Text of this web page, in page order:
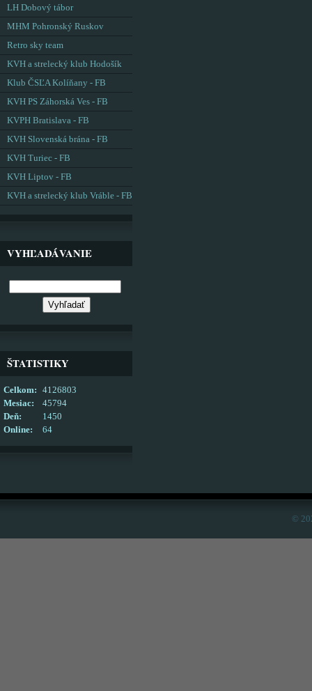
LH Dobový tábor
MHM Pohronský Ruskov
Retro sky team
KVH a strelecký klub Hodošík
Klub ČSĽA Kolíňany - FB
KVH PS Záhorská Ves - FB
KVPH Bratislava - FB
KVH Slovenská brána - FB
KVH Turiec - FB
KVH Liptov - FB
KVH a strelecký klub Vráble - FB
VYHĽADÁVANIE
ŠTATISTIKY
Online: 64
Celkom:
4126803
Mesiac:
45794
Deň:
1450
©